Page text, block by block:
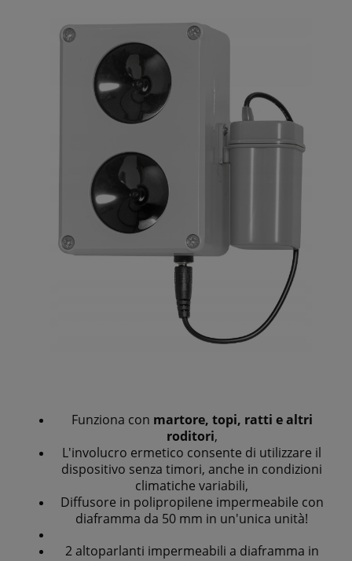
Funziona con martore, topi, ratti e altri
roditori,
L'involucro ermetico consente di utilizzare il
dispositivo senza timori, anche in condizioni
climatiche variabili,
Diffusore in polipropilene impermeabile con
diaframma da 50 mm in un'unica unità!
2 altoparlanti impermeabili a diaframma in